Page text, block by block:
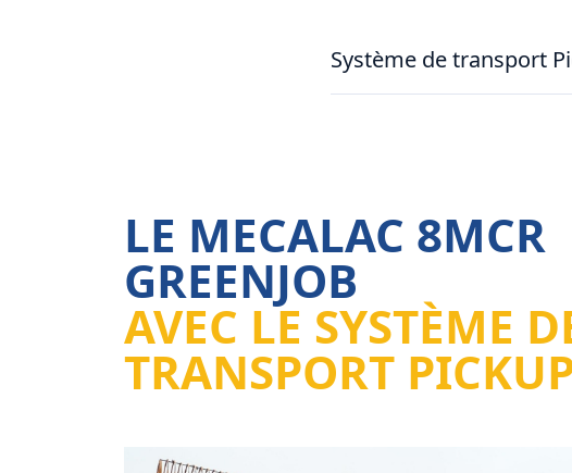
Système de transport
LE MECALAC 8MCR
GREENJOB
AVEC LE SYSTÈME
TRANSPORT